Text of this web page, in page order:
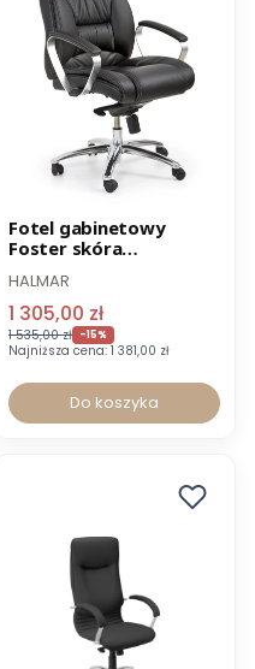
Promocja
-8% z kodem BIUROWE
Fotel gabinetowy
Foster skóra
HALMAR
1 305,00 zł
1 535,00 zł -15%
Najniższa cena: 1 381,00 zł
Do koszyka